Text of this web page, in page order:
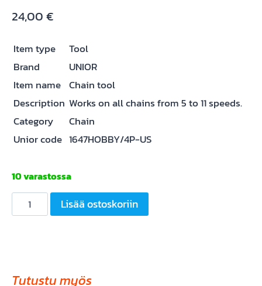
24,00€
Item type
Tool
Brand
UNIOR
Item name Chain tool
Description Works on all chains from 5 to 11 speeds.
Category
Chain
Unior code 1647HOBBY/4P-US
10 varastossa
UNIOR
Chain
all
Lisää ostoskoriin
Tutustu myös